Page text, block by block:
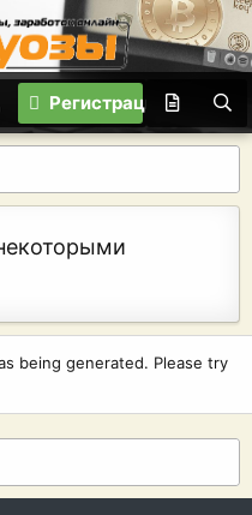
Регистрация
being generated. Please try